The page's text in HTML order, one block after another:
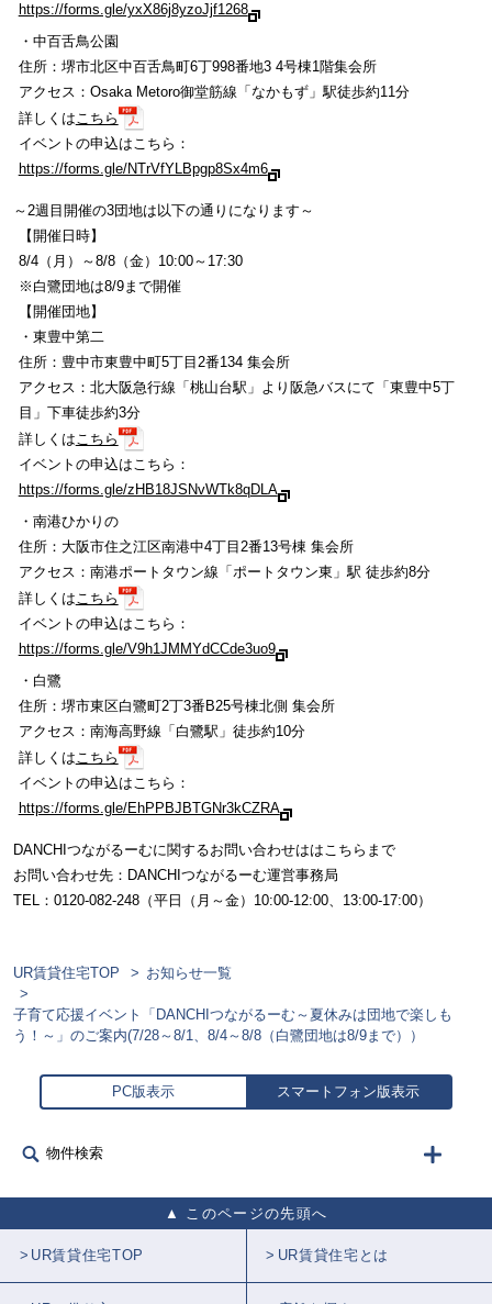
https://forms.gle/yxX86j8yzoJjf1268
・中百舌鳥公園
住所：堺市北区中百舌鳥町6丁998番地3 4号棟1階集会所
アクセス：Osaka Metoro御堂筋線「なかもず」駅徒歩約11分
詳しくはこちら
イベントの申込はこちら：
https://forms.gle/NTrVfYLBpgp8Sx4m6
～2週目開催の3団地は以下の通りになります～
【開催日時】
8/4（月）～8/8（金）10:00～17:30
※白鷺団地は8/9まで開催
【開催団地】
・東豊中第二
住所：豊中市東豊中町5丁目2番134 集会所
アクセス：北大阪急行線「桃山台駅」より阪急バスにて「東豊中5丁
目」下車徒歩約3分
詳しくは こちら
イベントの申込はこちら：
https://forms.gle/zHB18JSNvWTk8qDLA
・南港ひかりの
住所：大阪市住之江区南港中4丁目2番13号棟 集会所
アクセス：南港ポートタウン線「ポートタウン東」駅 徒歩約8分
詳しくは こちら
イベントの申込はこちら：
https://forms.gle/V9h1JMMYdCCde3uo9
・白鷺
住所：堺市東区白鷺町2丁3番B25号棟北側 集会所
アクセス：南海高野線「白鷺駅」徒歩約10分
詳しくは こちら
イベントの申込はこちら：
https://forms.gle/EhPPBJBTGNr3kCZRA
DANCHIつながるーむに関するお問い合わせははこちらまで
お問い合わせ先：DANCHIつながるーむ運営事務局
TEL：0120-082-248（平日（月～金）10:00-12:00、13:00-17:00）
UR賃貸住宅TOP お知らせ一覧
子育て応援イベント「DANCHIつながるーむ～夏休みは団地で楽しも
う！～」のご案内(7/28～8/1、8/4～8/8（白鷺団地は8/9まで））
PC版表示 スマートフォン版表示
物件検索
このページの先頭へ
UR賃貸住宅TOP UR賃貸住宅とは